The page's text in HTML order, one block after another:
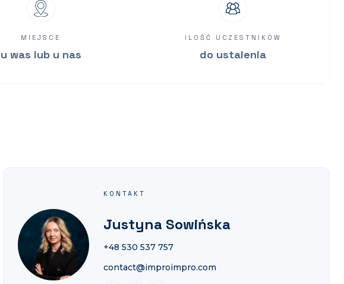
MIEJSCE
u was lub u nas
ILOŚĆ UCZESTNIKÓW
do ustalenia
KONTAKT
Justyna Sowińska
+48 530 537 757
contact@improimpro.com